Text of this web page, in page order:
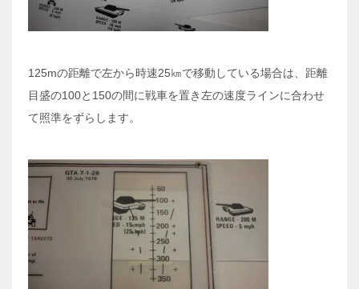
125mの距離で左から時速25㎞で移動している場合は、距離
目盛の100と150の間に戦車を置き左の速度ラインに合わせ
て照準をずらします。